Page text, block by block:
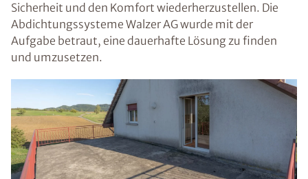
Sicherheit und den Komfort wiederherzustellen. Die
Abdichtungssysteme Walzer AG wurde mit der
Aufgabe betraut, eine dauerhafte Lösung zu finden
und umzusetzen.